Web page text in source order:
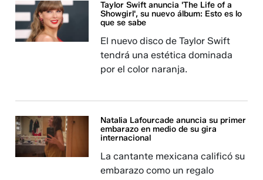
Taylor Swift anuncia 'The Life of a
Showgirl', su nuevo álbum: Esto es lo
que se sabe
El nuevo disco de Taylor Swift
tendrá una estética dominada
por el color naranja.
Natalia Lafourcade anuncia su primer
embarazo en medio de su gira
internacional
La cantante mexicana calificó su
embarazo como un regalo